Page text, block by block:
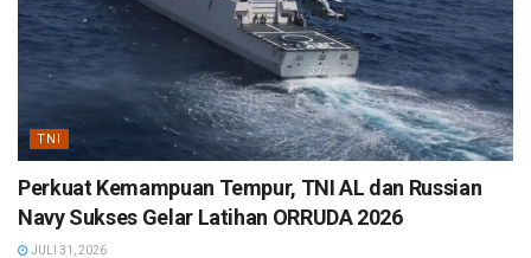
TNI
Perkuat Kemampuan Tempur, TNI AL dan Russian
Navy Sukses Gelar Latihan ORRUDA 2026
JULI 31, 2026